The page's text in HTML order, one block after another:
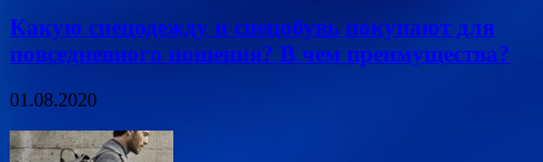
Какую спецодежду и спецобувь покупают для
повседневного ношения? В чем преимущества?
01.08.2020